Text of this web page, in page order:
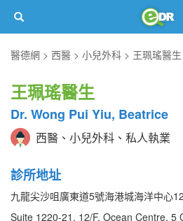
醫德網
西醫 小兒外科 王珮瑤醫生
王珮瑤醫生
Dr. Wong Pui Yiu, Beatrice
西醫、小兒外科、私人執業
診所地址
九龍尖沙咀廣東道5號海港城海洋中心
Suite 1220-21, 12/F, Ocean Centre, 5